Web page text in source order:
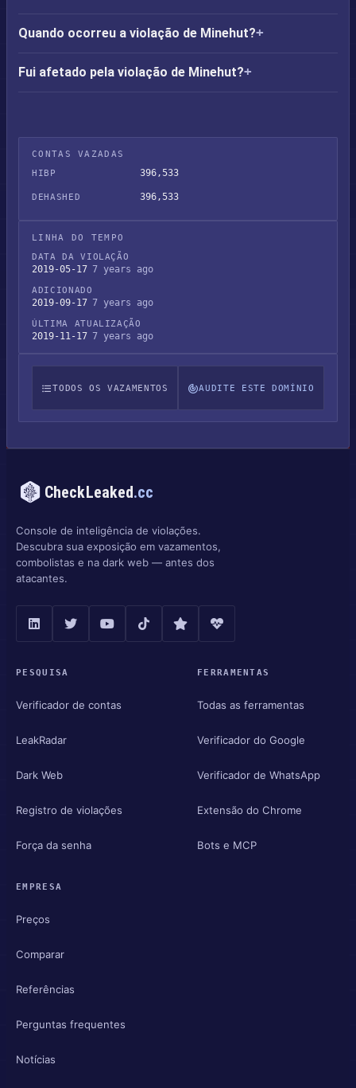
Quando ocorreu a violação de Minehut?
Fui afetado pela violação de Minehut?
CONTAS VAZADAS
HIBP
396,533
DEHASHED 396,533
LINHA DO TEMPO
DATA DA VIOLAÇÃO
2019-05-17 7 years ago
ADICIONADO
2019-09-17 7 years ago
ÚLTIMA ATUALIZAÇÃO
2019-11-17 7 years ago
TODOS OS VAZAMENTOS AUDITE ESTE DOMÍNIO
CheckLeaked.cc
Console de inteligência de violações.
Descubra sua exposição em vazamentos,
combolistas e na dark web — antes dos
atacantes.
PESQUISA
Verificador de contas
LeakRadar
Dark Web
Registro de violações
Força da senha
FERRAMENTAS
Todas as ferramentas
Verificador do Google
Verificador de WhatsApp
Extensão do Chrome
Bots e MCP
EMPRESA
Preços
Comparar
Referências
Perguntas frequentes
Notícias